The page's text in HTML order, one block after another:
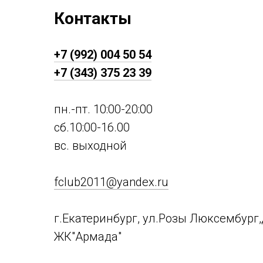
Контакты
+7 (992) 004 50 54
+7 (343) 375 23 39
пн.-пт. 10:00-20:00
сб.10:00-16.00
вс. выходной
fclub2011@yandex.ru
г.Екатеринбург, ул.Розы
ЖК"Армада"